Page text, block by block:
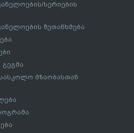
სერიების
შეთანხმება
მზაობასთან